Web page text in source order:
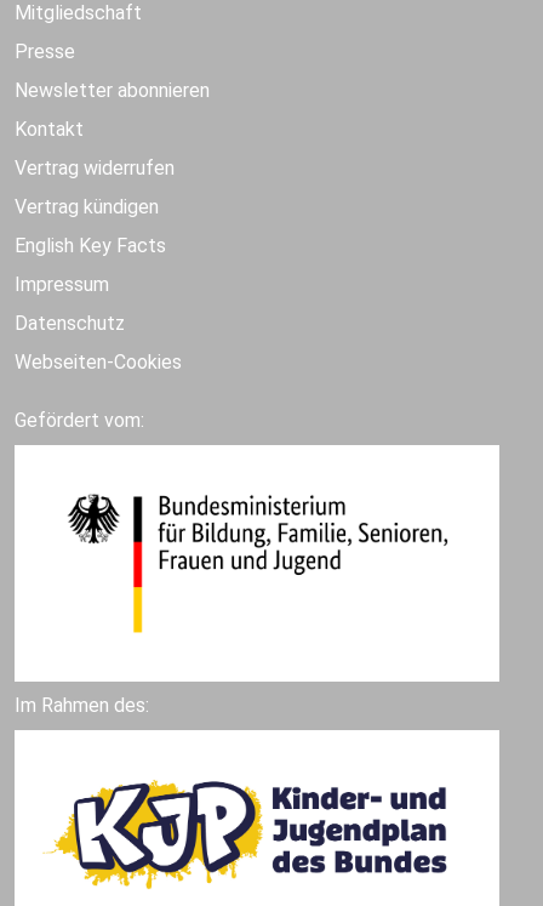
Mitgliedschaft
Presse
Newsletter abonnieren
Kontakt
Vertrag widerrufen
Vertrag kündigen
English Key Facts
Impressum
Datenschutz
Webseiten-Cookies
Gefördert vom:
Im Rahmen des: